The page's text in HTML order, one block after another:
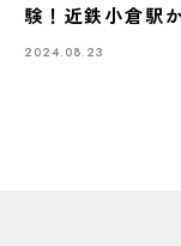
験！近鉄小倉駅
2024.08.23